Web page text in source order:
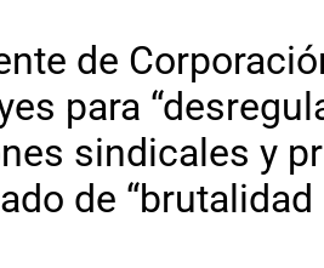
de
para
sindicales y
de